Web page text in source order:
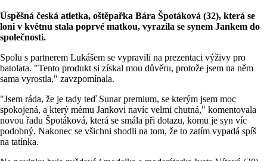
Úspěšná česká atletka, oštěpařka Bára Špotáková (32), která se
loni v květnu stala poprvé matkou, vyrazila se synem Jankem do
společnosti.
Spolu s partnerem Lukášem se vypravili na prezentaci výživy pro
batolata. "Tento produkt si získal mou důvěru, protože jsem na něm
sama vyrostla," zavzpomínala.
"Jsem ráda, že je tady teď Sunar premium, se kterým jsem moc
spokojená, a který mému Jankovi navíc velmi chutná," komentovala
novou řadu Špotáková, která se smála při dotazu, komu je syn víc
podobný. Nakonec se všichni shodli na tom, že to zatím vypadá spíš
na tatínka.